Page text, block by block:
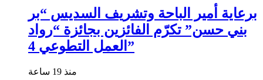
برعاية أمير الباحة وتشريف السديس “بر
بني حسن” تكرّم الفائزين بجائزة “رواد
العمل التطوعي 4”
منذ 19 ساعة